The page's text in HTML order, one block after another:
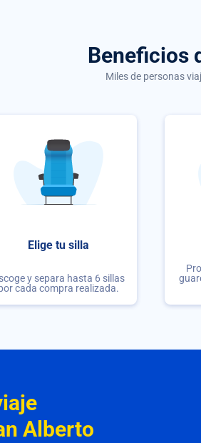
Beneficios
Miles de personas
Elige tu silla
y separa hasta 6 sillas
cada compra realizada.
Alberto